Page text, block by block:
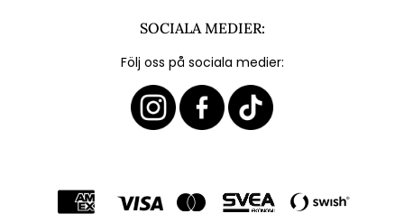
SOCIALA MEDIER:
Följ oss på sociala medier: